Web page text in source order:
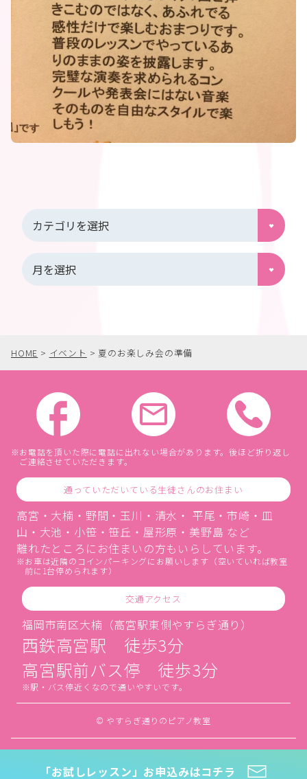
HOME > イベント > 夏のお楽しみ会の準備
お電話を頂いた際に電話に出れない場合があります。後ほど折り返し
ご連絡させていただきます。
通っていただいている生徒さんのお住まい
高宮・大楠・野間・玉川・清水・ 平尾・市崎・皿
山・大池・小笹・笹丘・屋形原・美野島 など
離れたところにお住まいの方もいらしています。
お車は近隣のコインパーキングにお願いします（空いていれば教室
前に1台停められます）
交通アクセス
福岡市南区大楠（高宮駅東側やすらぎ通り）
西鉄高宮駅 徒歩3分
高宮駅前バス停 徒歩3分
駅・バス停近くなので通いやすいです。
© やすらぎ通りのピアノ教室
「お試しレッスン」お申込みはコチラ